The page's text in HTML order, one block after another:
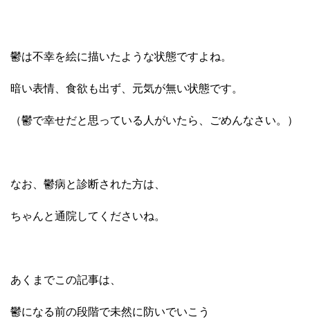
鬱は不幸を絵に描いたような状態ですよね。
暗い表情、食欲も出ず、元気が無い状態です。
（鬱で幸せだと思っている人がいたら、ごめんなさい。）
なお、鬱病と診断された方は、
ちゃんと通院してくださいね。
あくまでこの記事は、
鬱になる前の段階で未然に防いでいこう